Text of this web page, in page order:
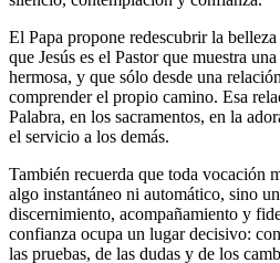
El Papa propone redescubrir la
que Jesús es el Pastor que muestra
hermosa, y que sólo desde una
comprender el propio camino. Esa
Palabra, en los sacramentos, en la
el servicio a los demás.
También recuerda que toda vocación
algo instantáneo ni automático, sino
discernimiento, acompañamiento y
confianza ocupa un lugar decisivo:
las pruebas, de las dudas y de los